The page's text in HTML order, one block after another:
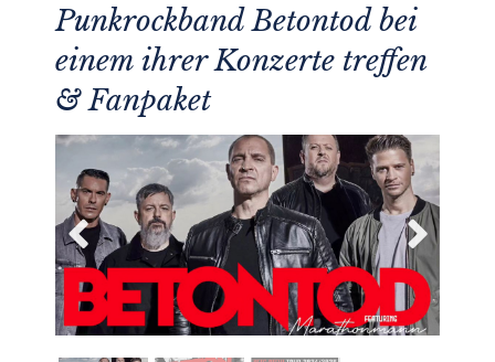
Punkrockband Betontod bei
einem ihrer Konzerte treffen
& Fanpaket